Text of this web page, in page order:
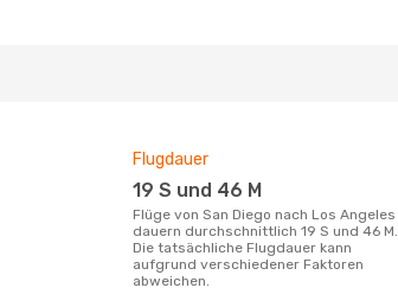
Flugdauer
19 S und 46 M
Flüge von San Diego nach Los Angeles
dauern durchschnittlich 19 S und 46 M.
Die tatsächliche Flugdauer kann
aufgrund verschiedener Faktoren
abweichen.